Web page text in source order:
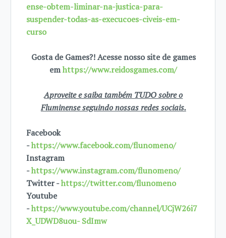
ense-obtem-liminar-na-justica-para-
suspender-todas-as-execucoes-civeis-em-
curso
Gosta de Games?! Acesse nosso site de games
emhttps://www.reidosgames.com/
Aproveite e saiba também TUDO sobre o
Fluminense seguindo nossas redes sociais.
Facebook
-https://www.facebook.com/flunomeno/
Instagram
-https://www.instagram.com/flunomeno/
Twitter -https://twitter.com/flunomeno
Youtube
-https://www.youtube.com/channel/UCjW26i7
X_UDWD8uou- SdImw